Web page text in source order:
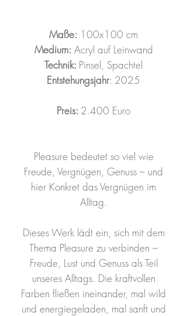
Maße: 100x100 cm
Medium: Acryl auf Leinwand
Technik: Pinsel, Spachtel
Entstehungsjahr: 2025
Preis: 2.400 Euro
Pleasure bedeutet so viel wie
Freude, Vergnügen, Genuss – und
hier Konkret das Vergnügen im
Alltag.
Dieses Werk lädt ein, sich mit dem
Thema Pleasure zu verbinden –
Freude, Lust und Genuss als Teil
unseres Alltags. Die kraftvollen
Farben fließen ineinander, mal wild
und energiegeladen, mal sanft und